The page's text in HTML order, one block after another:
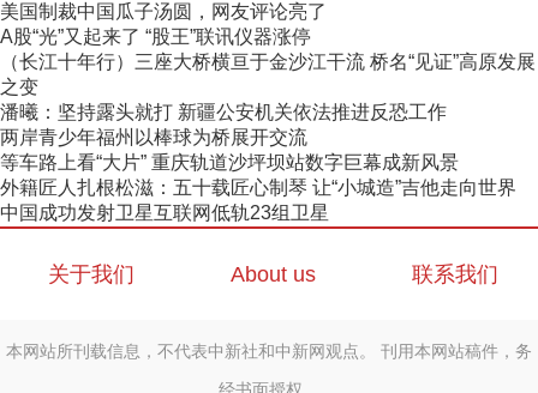
美国制裁中国瓜子汤圆，网友评论亮了
A股“光”又起来了 “股王”联讯仪器涨停
（长江十年行）三座大桥横亘于金沙江干流 桥名“见证”高原发展
之变
潘曦：坚持露头就打 新疆公安机关依法推进反恐工作
两岸青少年福州以棒球为桥展开交流
等车路上看“大片” 重庆轨道沙坪坝站数字巨幕成新风景
外籍匠人扎根松滋：五十载匠心制琴 让“小城造”吉他走向世界
中国成功发射卫星互联网低轨23组卫星
关于我们 About us 联系我们
本网站所刊载信息，不代表中新社和中新网观点。 刊用本网站稿件，务